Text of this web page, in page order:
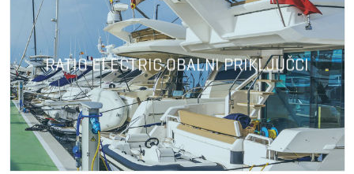
RATIO ELECTRIC OBALNI PRIKLJUČCI